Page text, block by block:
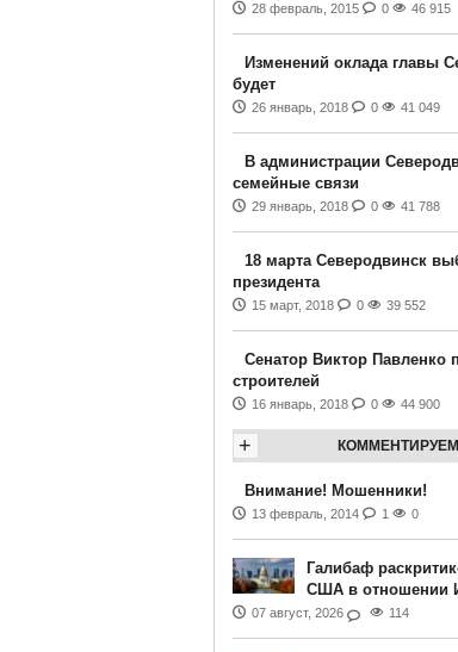
28 февраль, 2015 0 46 915
Изменений оклада главы
будет
26 январь, 2018 0 41 049
В администрации
семейные связи
29 январь, 2018 0 41 788
18 марта Северодвинск
президента
15 март, 2018 0 39 552
Сенатор Виктор Павленко
строителей
16 январь, 2018 0 44 900
+
Внимание! Мошенники!
13 февраль, 2014 1 0
Галибаф
США в отношении
07 август, 2026 114